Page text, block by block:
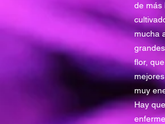
de más
mucha
flor,
muy
Hay